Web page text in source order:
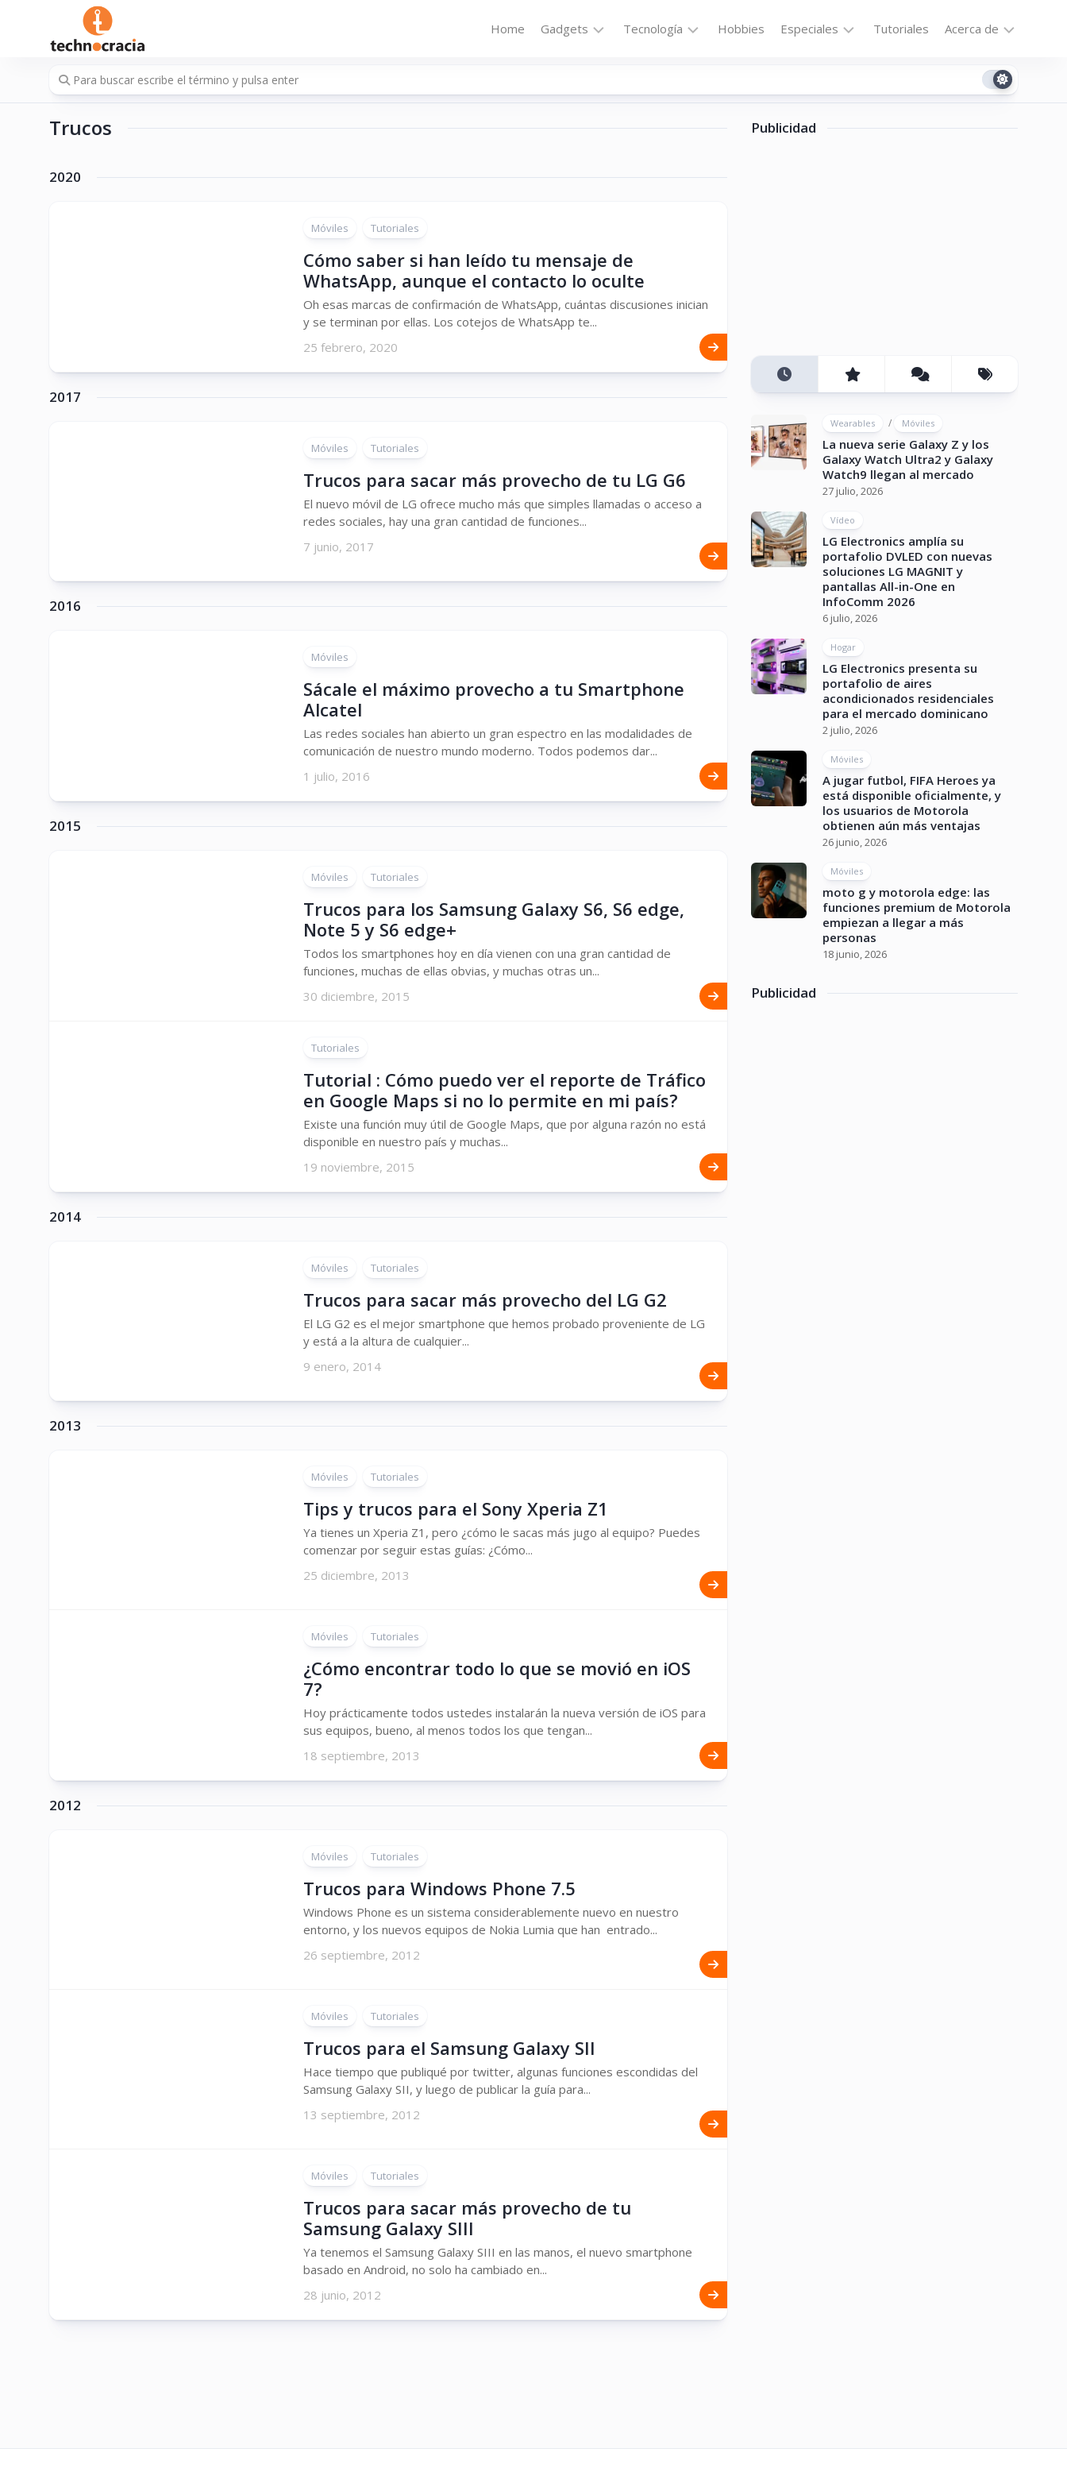
contenido
Home Gadgets
Móviles
Wearables
Tecnología
Salud
Transportación
Hobbies Especiales
la
Tutoriales Acerca de
Contacto
Trucos
2020
Móviles Tutoriales
Cómo saber si han leído tu mensaje de
WhatsApp, aunque el contacto lo oculte
Oh esas marcas de confirmación de WhatsApp, cuántas discusiones inician
y se terminan por ellas. Los cotejos de WhatsApp te...
25 febrero, 2020
2017
Móviles Tutoriales
Trucos para sacar más provecho de tu LG G6
El nuevo móvil de LG ofrece mucho más que simples llamadas o acceso a
redes sociales, hay una gran cantidad de funciones...
7 junio, 2017
2016
Móviles
Sácale el máximo provecho a tu Smartphone
Alcatel
Las redes sociales han abierto un gran espectro en las modalidades de
comunicación de nuestro mundo moderno. Todos podemos dar...
1 julio, 2016
2015
Móviles Tutoriales
Trucos para los Samsung Galaxy S6, S6 edge,
Note 5 y S6 edge+
Todos los smartphones hoy en día vienen con una gran cantidad de
funciones, muchas de ellas obvias, y muchas otras un...
30 diciembre, 2015
Tutoriales
Tutorial : Cómo puedo ver el reporte de Tráfico
en Google Maps si no lo permite en mi país?
Existe una función muy útil de Google Maps, que por alguna razón no está
disponible en nuestro país y muchas...
19 noviembre, 2015
2014
Móviles Tutoriales
Trucos para sacar más provecho del LG G2
El LG G2 es el mejor smartphone que hemos probado proveniente de LG
y está a la altura de cualquier...
9 enero, 2014
2013
Móviles Tutoriales
Tips y trucos para el Sony Xperia Z1
Ya tienes un Xperia Z1, pero ¿cómo le sacas más jugo al equipo? Puedes
comenzar por seguir estas guías: ¿Cómo...
25 diciembre, 2013
Móviles Tutoriales
¿Cómo encontrar todo lo que se movió en iOS
7?
Hoy prácticamente todos ustedes instalarán la nueva versión de iOS para
sus equipos, bueno, al menos todos los que tengan...
18 septiembre, 2013
2012
Móviles Tutoriales
Trucos para Windows Phone 7.5
Windows Phone es un sistema considerablemente nuevo en nuestro
entorno, y los nuevos equipos de Nokia Lumia que han entrado...
26 septiembre, 2012
Móviles Tutoriales
Trucos para el Samsung Galaxy SII
Hace tiempo que publiqué por twitter, algunas funciones escondidas del
Samsung Galaxy SII, y luego de publicar la guía para...
13 septiembre, 2012
Móviles Tutoriales
Trucos para sacar más provecho de tu
Samsung Galaxy SIII
Ya tenemos el Samsung Galaxy SIII en las manos, el nuevo smartphone
basado en Android, no solo ha cambiado en...
28 junio, 2012
Publicidad
Wearables / Móviles
La nueva serie Galaxy Z y los
Galaxy Watch Ultra2 y Galaxy
Watch9 llegan al mercado
27 julio, 2026
Vídeo
LG Electronics amplía su
portafolio DVLED con nuevas
soluciones LG MAGNIT y
pantallas All-in-One en
InfoComm 2026
6 julio, 2026
Hogar
LG Electronics presenta su
portafolio de aires
acondicionados residenciales
para el mercado dominicano
2 julio, 2026
Móviles
A jugar futbol, FIFA Heroes ya
está disponible oficialmente, y
los usuarios de Motorola
obtienen aún más ventajas
26 junio, 2026
Móviles
moto g y motorola edge: las
funciones premium de Motorola
empiezan a llegar a más
personas
18 junio, 2026
Publicidad